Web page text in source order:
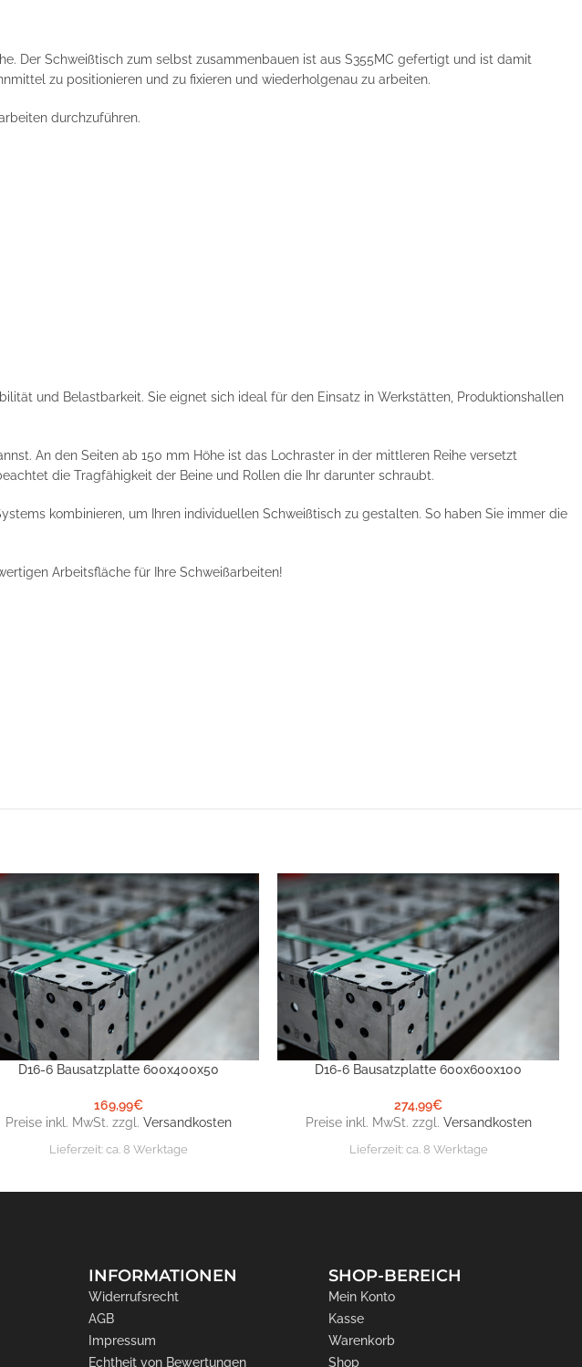
Der Schweißtisch zum selbst zusammenbauen ist aus S355MC gefertigt und ist damit
zu positionieren und zu fixieren und wiederholgenau zu arbeiten.
durchzuführen.
und Belastbarkeit. Sie eignet sich ideal für den Einsatz in Werkstätten, Produktionshallen
An den Seiten ab 150 mm Höhe ist das Lochraster in der mittleren Reihe versetzt
die Tragfähigkeit der Beine und Rollen die Ihr darunter schraubt.
kombinieren, um Ihren individuellen Schweißtisch zu gestalten. So haben Sie immer die
Arbeitsfläche für Ihre Schweißarbeiten!
WARENKORB
D16-6 Bausatzplatte 600x400x50
169,99€
Preise inkl. MwSt. zzgl.Versandkosten
Lieferzeit:ca. 8 Werktage
IN DEN WARENKORB
D16-6 Bausatzplatte 600x600x100
274,99€
Preise inkl. MwSt. zzgl. Versandkosten
Lieferzeit: ca. 8 Werktage
INFORMATIONEN
Widerrufsrecht
AGB
Impressum
Echtheit von Bewertungen
SHOP-BEREICH
Mein Konto
Kasse
Warenkorb
Shop